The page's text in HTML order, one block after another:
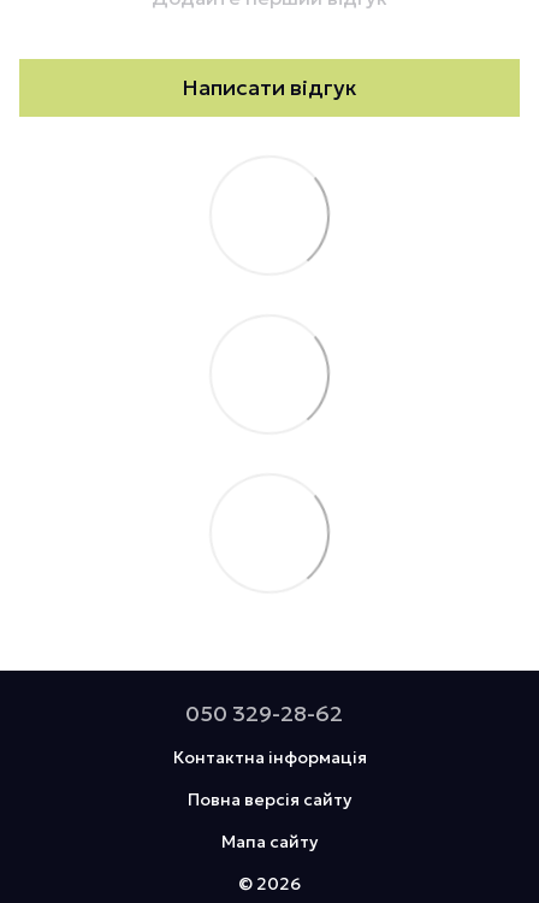
Написати відгук
050 329-28-62
Контактна інформація
Повна версія сайту
Мапа сайту
© 2026